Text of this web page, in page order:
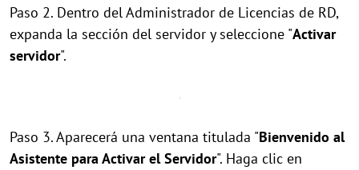
Paso 2. Dentro del Administrador de Licencias de RD,
expanda la sección del servidor y seleccione "Activar
servidor".
Paso 3. Aparecerá una ventana titulada "Bienvenido al
Asistente para Activar el Servidor". Haga clic en